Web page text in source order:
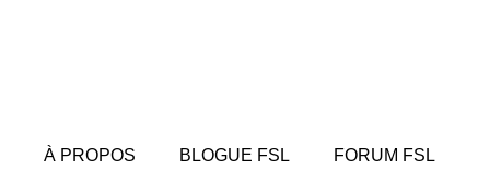
À PROPOS BLOGUE FSL FORUM FSL